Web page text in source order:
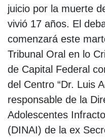
juicio por la muerte
vivió 17 años. El
comenzará este
Tribunal Oral en lo
de Capital Federal
del Centro “Dr. Luis
responsable de la
Adolescentes
(DINAI) de la ex